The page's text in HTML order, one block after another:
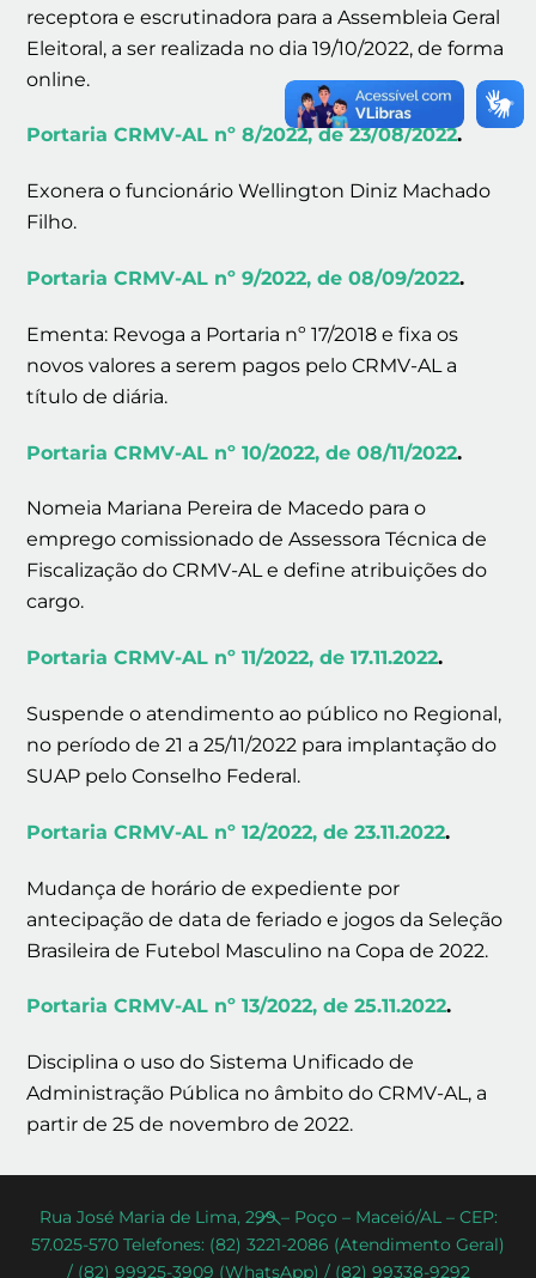
receptora e escrutinadora para a Assembleia Geral
Eleitoral, a ser realizada no dia 19/10/2022, de forma
online.
Portaria CRMV-AL nº 8/2022, de 23/08/2022.
Exonera o funcionário Wellington Diniz Machado
Filho.
Portaria CRMV-AL nº 9/2022, de 08/09/2022.
Ementa: Revoga a Portaria nº 17/2018 e fixa os
novos valores a serem pagos pelo CRMV-AL a
título de diária.
Portaria CRMV-AL nº 10/2022, de 08/11/2022.
Nomeia Mariana Pereira de Macedo para o
emprego comissionado de Assessora Técnica de
Fiscalização do CRMV-AL e define atribuições do
cargo.
Portaria CRMV-AL nº 11/2022, de 17.11.2022.
Suspende o atendimento ao público no Regional,
no período de 21 a 25/11/2022 para implantação do
SUAP pelo Conselho Federal.
Portaria CRMV-AL nº 12/2022, de 23.11.2022.
Mudança de horário de expediente por
antecipação de data de feriado e jogos da Seleção
Brasileira de Futebol Masculino na Copa de 2022.
Portaria CRMV-AL nº 13/2022, de 25.11.2022.
Disciplina o uso do Sistema Unificado de
Administração Pública no âmbito do CRMV-AL, a
partir de 25 de novembro de 2022.
Back
To
Rua José Maria de Lima, 299 – Poço – Maceió/AL – CEP:
57.025-570 Telefones: (82) 3221-2086 (Atendimento Geral)
/ (82) 99925-3909 (WhatsApp) / (82) 99338-9292